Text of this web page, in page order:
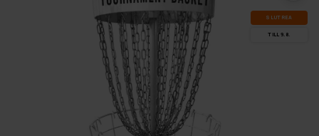
SLUT­REA
TILL 9.8.